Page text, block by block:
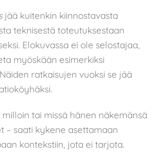
jää kuitenkin kiinnostavasta
teknisestä toteutuksestaan
Elokuvassa ei ole selostajaa,
myöskään esimerkiksi
ratkaisujen vuoksi se jää
tai missä hänen näkemänsä
– saati kykene asettamaan
kontekstiin, jota ei tarjota.